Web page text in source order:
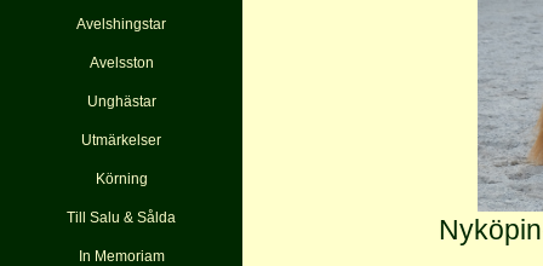
Avelshingstar
Avelsston
Unghästar
Utmärkelser
Körning
Till Salu & Sålda
In Memoriam